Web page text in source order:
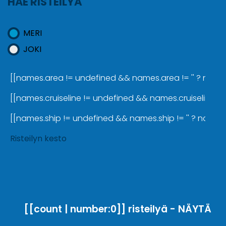
MERI
JOKI
[[names.area != undefined && names.area != '' ?
[[names.cruiseline != undefined && names.cruiseline
[[names.ship != undefined && names.ship != '' ?
Risteilyn kesto